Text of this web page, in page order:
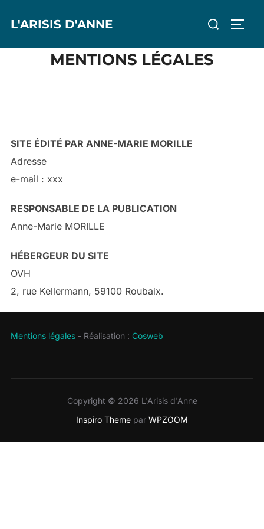
L'ARISIS D'ANNE Rechercher :
MENTIONS LÉGALES
SITE ÉDITÉ PAR ANNE-MARIE MORILLE
Adresse
e-mail : xxx
RESPONSABLE DE LA PUBLICATION
Anne-Marie MORILLE
HÉBERGEUR DU SITE
OVH
2, rue Kellermann, 59100 Roubaix.
Mentions légales- Réalisation : Cosweb
Copyright © 2026 L'Arisis d'Anne
Inspiro Theme par WPZOOM